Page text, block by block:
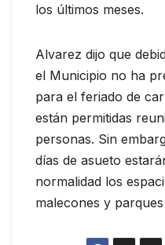
los últimos meses.
Alvarez dijo que
el Municipio no ha
para el feriado de
están permitidas
personas. Sin
días de asueto
normalidad los
malecones y